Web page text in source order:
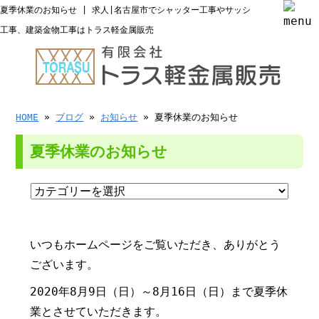
夏季休業のお知らせ | 求人|名古屋市でシャッター工事やサッシ
工事、建築金物工事はトラス軽金属販売
HOME » ブログ » お知らせ » 夏季休業のお知らせ
夏季休業のお知らせ
いつもホームページをご覧いただき、ありがとう
ございます。
2020年8月9日（日）～8月16日（日）まで夏季休
業とさせていただきます。